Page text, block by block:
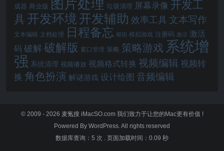
成器 商业版 图片处理 垃圾清理 屏幕录像 开发工
具 开发环境 开发辅助 效率工具 文本写作
文本编辑 文档处理 日程备忘 模拟 模拟游戏 注册码 激活 激活
码 破解 破解版 窗口管理 策略 策略游戏 系统增
强 系统清理 视频播放 视频格式转换 视频编辑 视频转
换 角色扮演 解谜游戏 设计绘图 音频编辑
© 2009 - 2026 麦氪搜 iMacSO.com 我们致力于让您的Mac更有价值 !
Powered By WordPress. All rights reserved
数据库查询：5 次 . 页面加载时间：0.09 秒